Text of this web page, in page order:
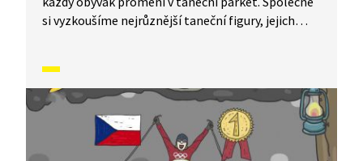
si vyzkoušíme nejrůznější taneční figury, jejich
vás inspirovali a udělali z vás krále či královnu
každého tanečního parketu. Dneska si ukážeme,
jak to vypadá, když se tančí Vánoční tanec.